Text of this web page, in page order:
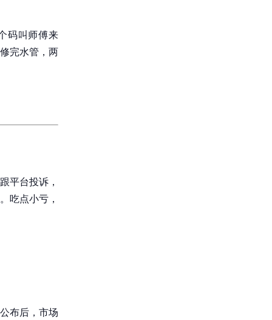
码叫师傅来
完水管，两
平台投诉，
吃点小亏，
布后，市场